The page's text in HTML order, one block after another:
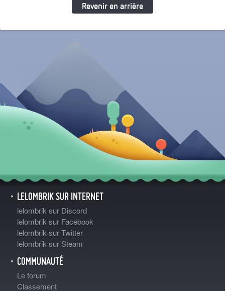
Revenir en arrière
LELOMBRIK SUR INTERNET
lelombrik sur Discord
lelombrik sur Facebook
lelombrik sur Twitter
lelombrik sur Steam
COMMUNAUTÉ
Le forum
Classement